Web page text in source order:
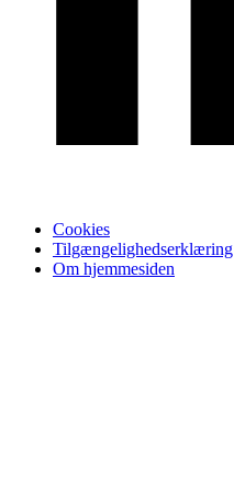
Cookies
Tilgængelighedserklæring
Om hjemmesiden